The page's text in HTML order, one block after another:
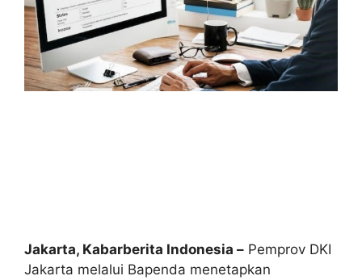
Jakarta, Kabarberita Indonesia – Pemprov DKI
Jakarta melalui Bapenda menetapkan